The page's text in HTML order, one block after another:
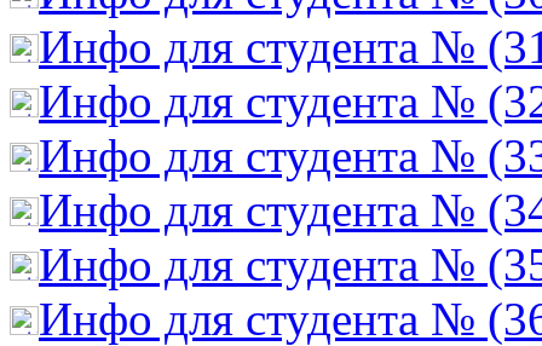
Инфо для студента №
Инфо для студента №
Инфо для студента №
Инфо для студента №
Инфо для студента №
Инфо для студента №